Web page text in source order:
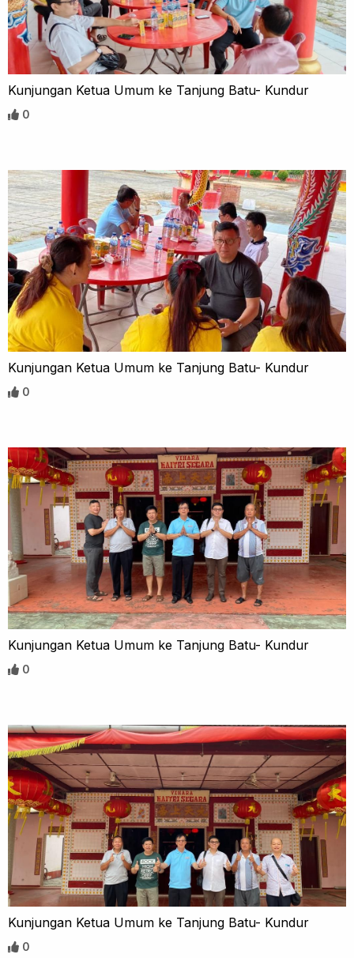
Kunjungan Ketua Umum ke Tanjung Batu- Kundur
0
Kunjungan Ketua Umum ke Tanjung Batu- Kundur
0
Kunjungan Ketua Umum ke Tanjung Batu- Kundur
0
Kunjungan Ketua Umum ke Tanjung Batu- Kundur
0